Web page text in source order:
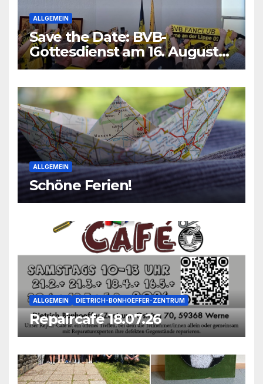
ALLGEMEIN
Save the Date: BVB-
Gottesdienst am 16. August
2026
ALLGEMEIN
Schöne Ferien!
ALLGEMEIN DIETRICH-BONHOEFFER-ZENTRUM
Repaircafé 18.07.26